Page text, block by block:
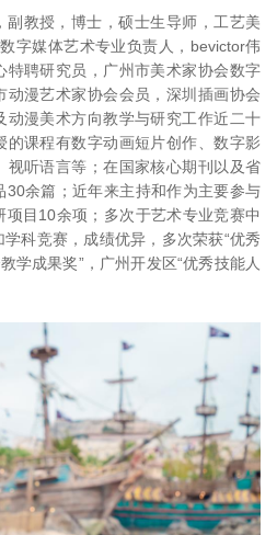
副教授，博士，硕士生导师，工艺美
字媒体艺术专业负责人，bevictor伟
特聘研究员，广州市美术家协会数字
动漫艺术家协会会员，深圳插画协会
动漫美术方向教学与研究工作近二十
的课程有数字动画短片创作、数字影
视听语言等；在国家核心期刊以及省
余篇；近年来主持和作为主要参与
目10余项；多次于艺术专业竞赛中
科竞赛，成绩优异，多次荣获“优秀
学成果奖”，广州开发区“优秀技能人